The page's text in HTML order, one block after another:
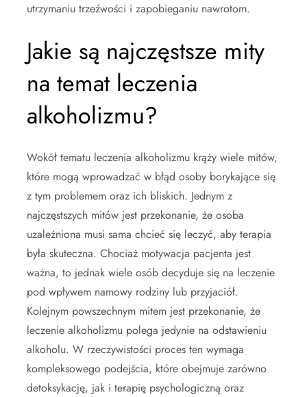
utrzymaniu trzeźwości i zapobieganiu nawrotom.
Jakie są najczęstsze mity
na temat leczenia
alkoholizmu?
Wokół tematu leczenia alkoholizmu krąży wiele mitów,
które mogą wprowadzać w błąd osoby borykające się
z tym problemem oraz ich bliskich. Jednym z
najczęstszych mitów jest przekonanie, że osoba
uzależniona musi sama chcieć się leczyć, aby terapia
była skuteczna. Chociaż motywacja pacjenta jest
ważna, to jednak wiele osób decyduje się na leczenie
pod wpływem namowy rodziny lub przyjaciół.
Kolejnym powszechnym mitem jest przekonanie, że
leczenie alkoholizmu polega jedynie na odstawieniu
alkoholu. W rzeczywistości proces ten wymaga
kompleksowego podejścia, które obejmuje zarówno
detoksykację, jak i terapię psychologiczną oraz